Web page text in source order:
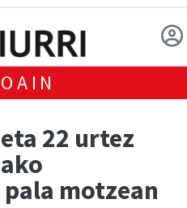
22 urtez
motzean